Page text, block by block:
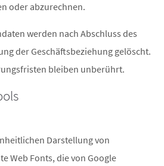
oder abzurechnen.
werden nach Abschluss des
der Geschäftsbeziehung gelöscht.
bleiben unberührt.
Darstellung von
Web Fonts, die von Google